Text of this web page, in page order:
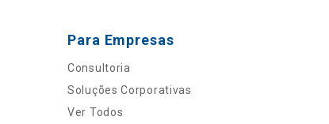
Para Empresas
Consultoria
Soluções Corporativas
Ver Todos